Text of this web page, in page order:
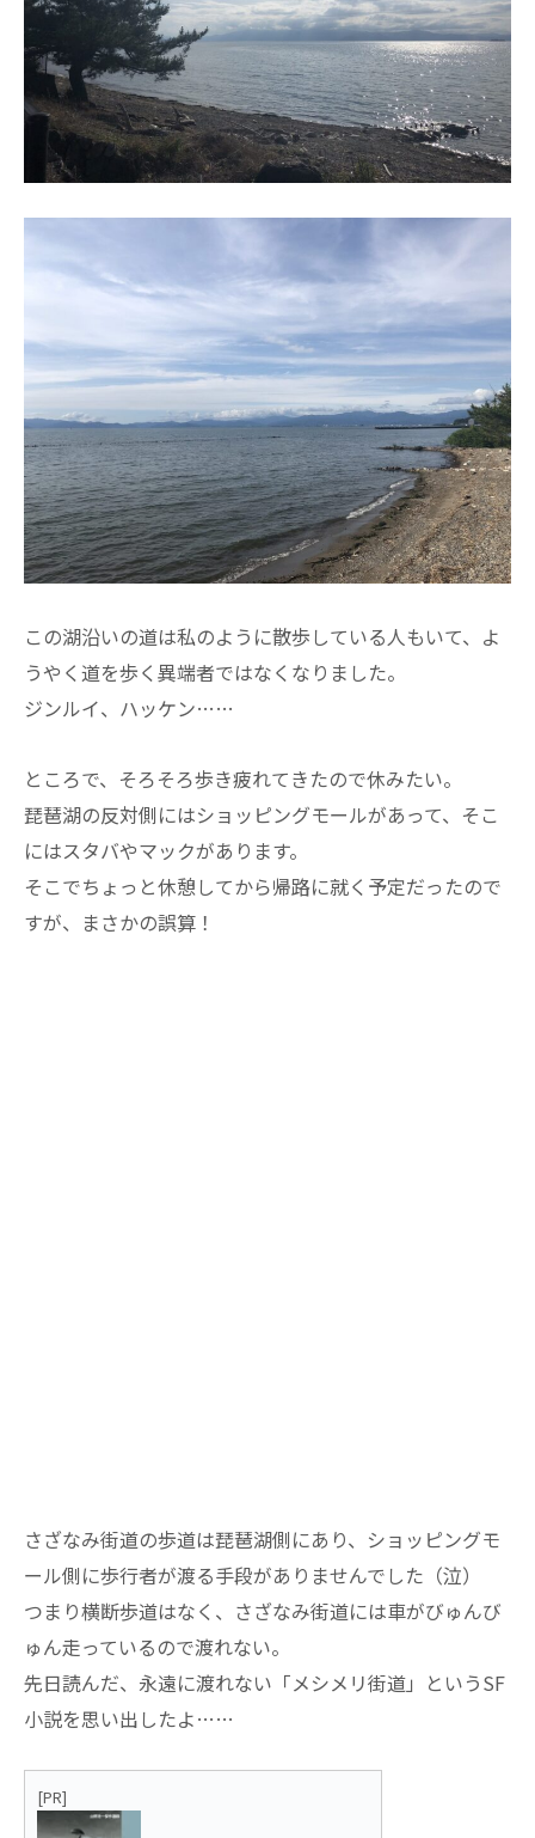
この湖沿いの道は私のように散歩している人もいて、よ
うやく道を歩く異端者ではなくなりました。
ジンルイ、ハッケン……
ところで、そろそろ歩き疲れてきたので休みたい。
琵琶湖の反対側にはショッピングモールがあって、そこ
にはスタバやマックがあります。
そこでちょっと休憩してから帰路に就く予定だったので
すが、まさかの誤算！
さざなみ街道の歩道は琵琶湖側にあり、ショッピングモ
ール側に歩行者が渡る手段がありませんでした（泣）
つまり横断歩道はなく、さざなみ街道には車がびゅんび
ゅん走っているので渡れない。
先日読んだ、永遠に渡れない「メシメリ街道」というSF
小説を思い出したよ……
[PR]